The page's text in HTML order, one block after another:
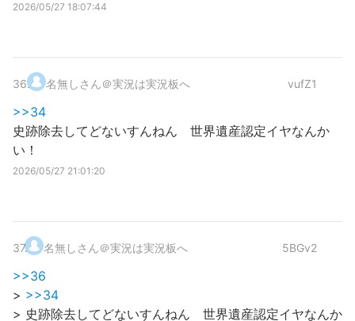
2026/05/27 18:07:44
36. 名無しさん＠実況は実況板へ vufZ1
>>34
史跡除去してどないすんねん 世界遺産認定イヤなんか
い！
2026/05/27 21:01:20
37. 名無しさん＠実況は実況板へ 5BGv2
>>36
> >>34
> 史跡除去してどないすんねん 世界遺産認定イヤなんか